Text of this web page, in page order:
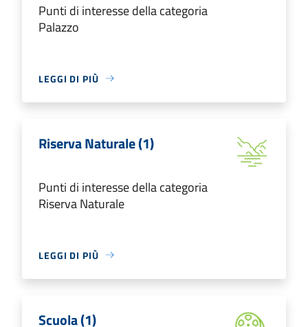
Punti di interesse della categoria
Palazzo
LEGGI DI PIÙ
Riserva Naturale (1)
Punti di interesse della categoria
Riserva Naturale
LEGGI DI PIÙ
Scuola (1)